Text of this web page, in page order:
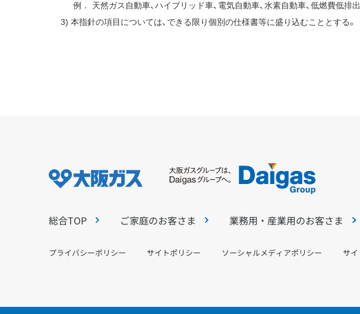
例． 天然ガス自動車、ハイブリッド車、電気自動車、水素自動車、低燃費低排
本指針の項目については、できる限り個別の仕様書等に盛り込むこととする。
総合TOP ご家庭のお客さま 業務用・産業用のお客さま
プライバシーポリシー サイトポリシー ソーシャルメディアポリシー サ